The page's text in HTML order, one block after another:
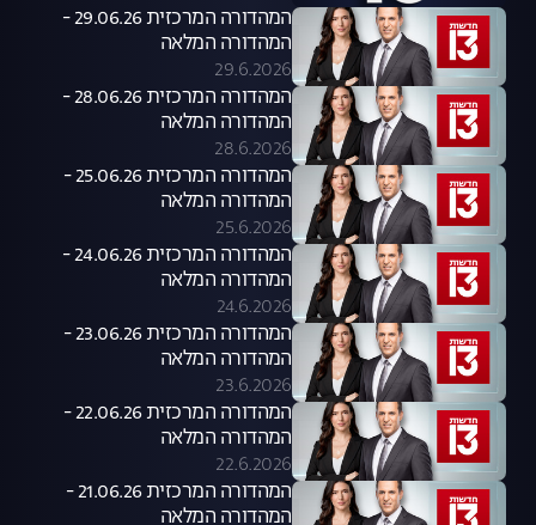
המהדורה המרכזית 29.06.26 -
המהדורה המלאה
29.6.2026
המהדורה המרכזית 28.06.26 -
המהדורה המלאה
28.6.2026
המהדורה המרכזית 25.06.26 -
המהדורה המלאה
25.6.2026
המהדורה המרכזית 24.06.26 -
המהדורה המלאה
24.6.2026
המהדורה המרכזית 23.06.26 -
המהדורה המלאה
23.6.2026
המהדורה המרכזית 22.06.26 -
המהדורה המלאה
22.6.2026
המהדורה המרכזית 21.06.26 -
המהדורה המלאה